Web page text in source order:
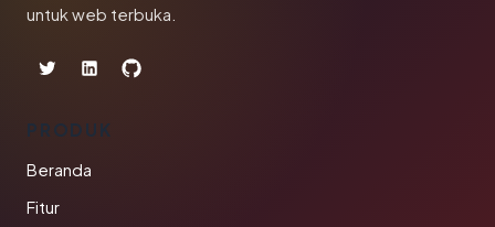
untuk web terbuka.
PRODUK
Beranda
Fitur